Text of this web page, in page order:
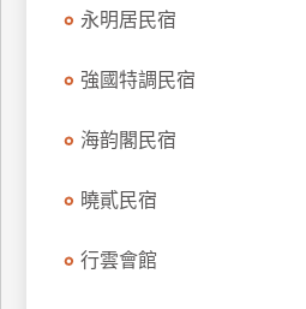
永明居民宿
強國特調民宿
海韵閣民宿
曉貳民宿
行雲會館